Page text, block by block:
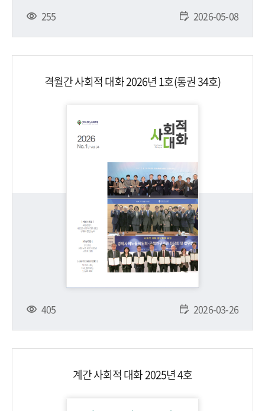
255 2026-05-08
격월간 사회적 대화 2026년 1호(통권 34호)
405 2026-03-26
계간 사회적 대화 2025년 4호